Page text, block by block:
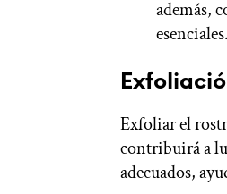
además,
esenciales.
Exfoliar el
contribuirá a
adecuados,